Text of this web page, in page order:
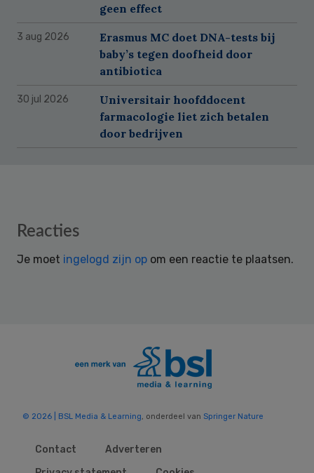
geen effect
3 aug 2026
Erasmus MC doet DNA-tests bij
baby’s tegen doofheid door
antibiotica
30 jul 2026
Universitair hoofddocent
farmacologie liet zich betalen
door bedrijven
Reader
Reacties
Je moet ingelogd zijn op om een reactie te plaatsen.
© 2026 | BSL Media & Learning , onderdeel van Springer Nature
Contact
Adverteren